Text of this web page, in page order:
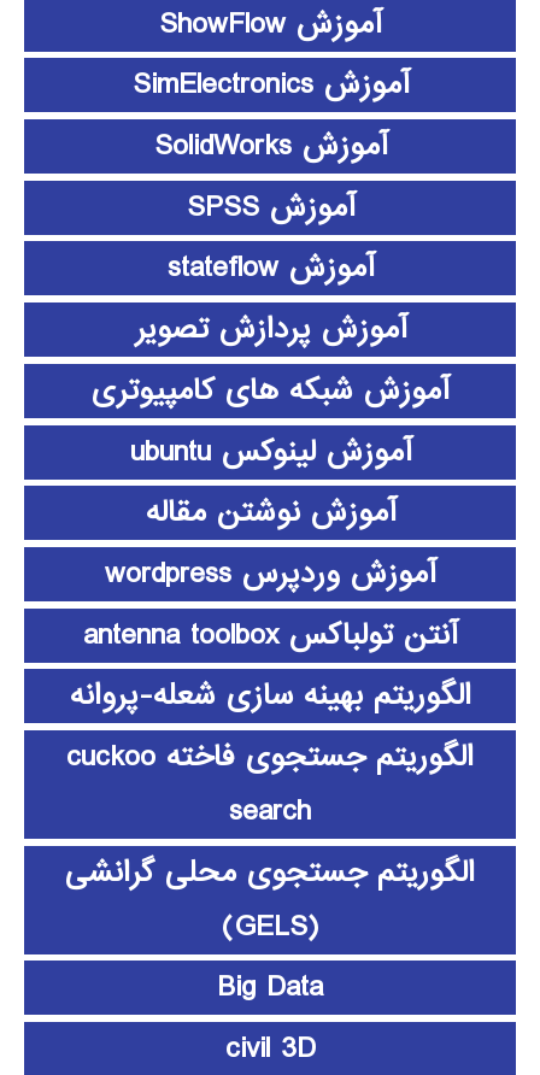
آموزش ShowFlow
آموزش SimElectronics
آموزش SolidWorks
آموزش SPSS
آموزش stateflow
آموزش پردازش تصویر
آموزش شبکه های کامپیوتری
آموزش لینوکس ubuntu
آموزش نوشتن مقاله
آموزش وردپرس wordpress
آنتن تولباکس antenna toolbox
الگوریتم بهینه سازی شعله-پروانه
الگوریتم جستجوی فاخته cuckoo
search
الگوریتم جستجوی محلی گرانشی
(GELS)
Big Data
civil 3D